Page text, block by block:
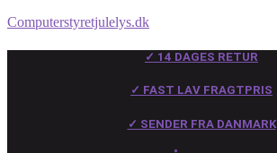
Computerstyretjulelys.dk
✓ 14 DAGES RETUR
✓ FAST LAV FRAGTPRIS
✓ SENDER FRA DANMARK